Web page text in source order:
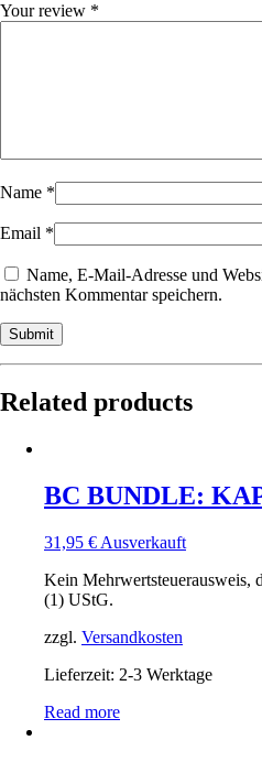
Your review *
Name *
Email *
Name, E-Mail-Adresse und
nächsten Kommentar speichern.
Related products
BC BUNDLE:
31,95 € Ausverkauft
Kein Mehrwertsteuerausweis,
(1) UStG.
zzgl. Versandkosten
Lieferzeit: 2-3 Werktage
Read more